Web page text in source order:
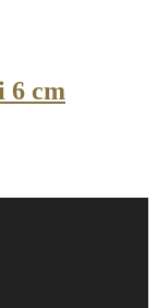
6 cm